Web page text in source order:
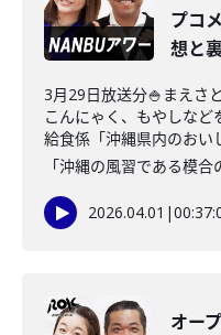
プコ
想と
3月29日放送分🍚まえさ
こんにゃく、もやしなど
給食係「沖縄県内のおい
「沖縄の風習である模
2026.04.01 |
オー